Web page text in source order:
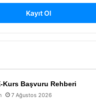
Kayıt Ol
Kurs Başvuru Rehberi
7 Ağustos 2026